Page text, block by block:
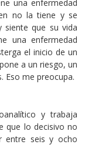
una enfermedad
no la tiene y se
siente que su vida
una enfermedad
el inicio de un
a un riesgo, un
Eso me preocupa.
y trabaja
que lo decisivo no
entre seis y ocho